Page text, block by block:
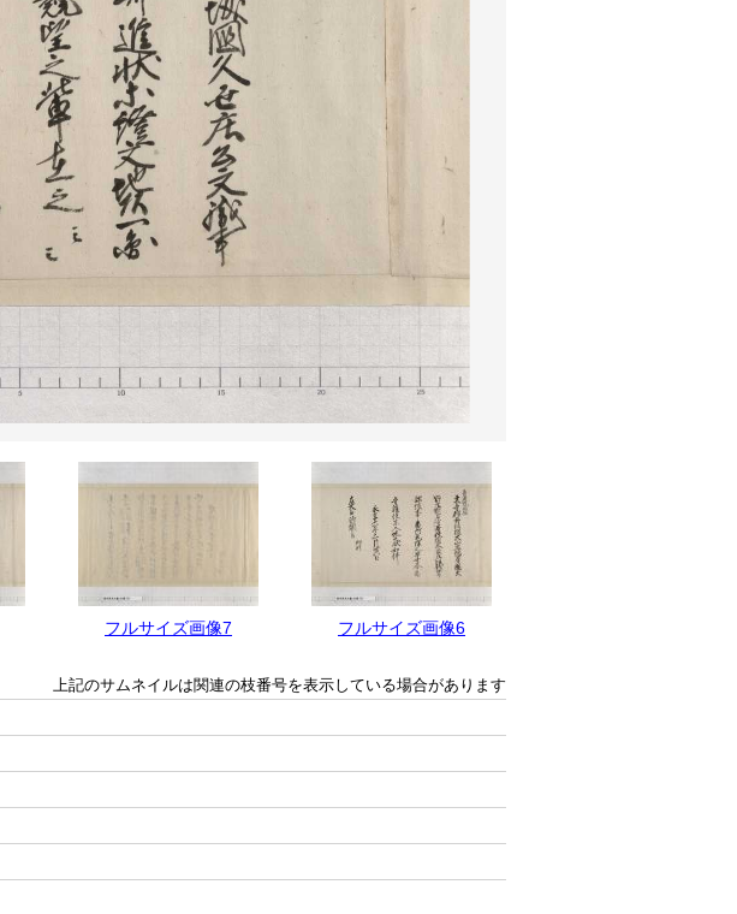
フルサイズ画像7 フルサイズ画像6
上記のサムネイルは関連の枝番号を表示している場合があります